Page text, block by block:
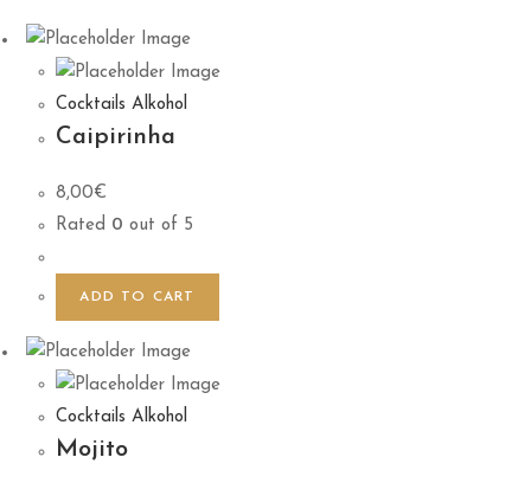
Cocktails Alkohol
Caipirinha
8,00€
Rated 0 out of 5
ADD TO CART
Cocktails Alkohol
Mojito